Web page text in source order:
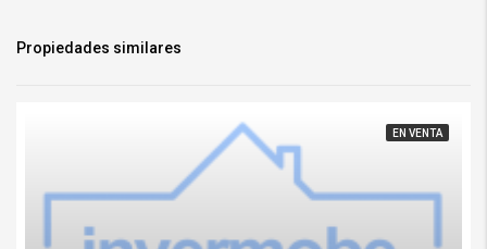
Propiedades similares
EN VENTA